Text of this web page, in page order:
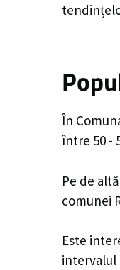
În
între 50 -
Pe de
comunei
Este
intervalul